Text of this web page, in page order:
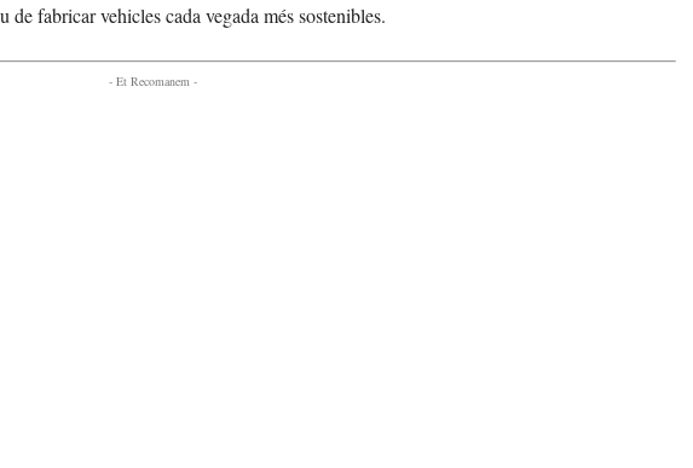
fabricar vehicles cada vegada més sostenibles.
- Et Recomanem -